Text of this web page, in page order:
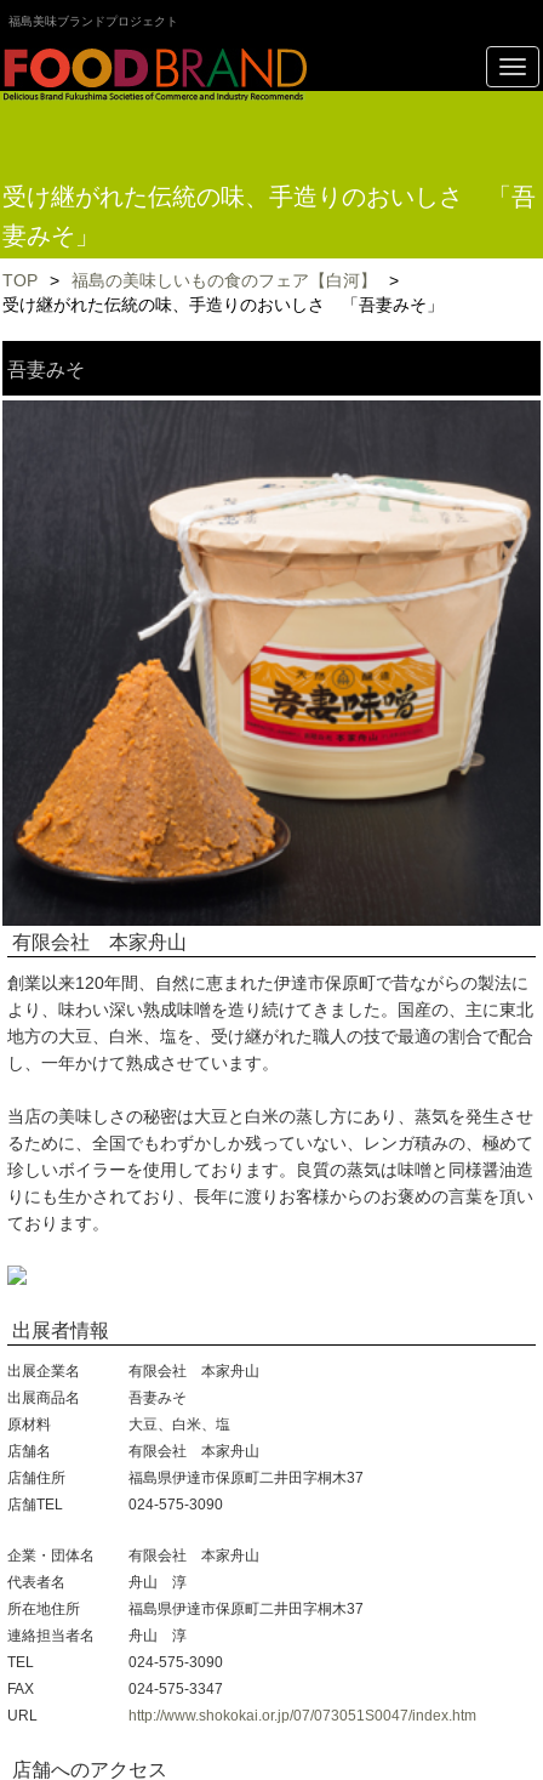
福島美味ブランドプロジェクト
受け継がれた伝統の味、手造りのおいしさ 「吾
妻みそ」
TOP > 福島の美味しいもの食のフェア【白河】
>
受け継がれた伝統の味、手造りのおいしさ 「吾妻みそ」
吾妻みそ
有限会社 本家舟山
創業以来120年間、自然に恵まれた伊達市保原町で昔ながらの製法に
より、味わい深い熟成味噌を造り続けてきました。国産の、主に東北
地方の大豆、白米、塩を、受け継がれた職人の技で最適の割合で配合
し、一年かけて熟成させています。
当店の美味しさの秘密は大豆と白米の蒸し方にあり、蒸気を発生させ
るために、全国でもわずかしか残っていない、レンガ積みの、極めて
珍しいボイラーを使用しております。良質の蒸気は味噌と同様醤油造
りにも生かされており、長年に渡りお客様からのお褒めの言葉を頂い
ております。
出展者情報
出展企業名
有限会社 本家舟山
出展商品名
吾妻みそ
原材料
大豆、白米、塩
店舗名
有限会社 本家舟山
店舗住所
福島県伊達市保原町二井田字桐木37
店舗TEL
024-575-3090
企業・団体名
有限会社 本家舟山
代表者名
舟山 淳
所在地住所
福島県伊達市保原町二井田字桐木37
連絡担当者名
舟山 淳
TEL
024-575-3090
FAX
024-575-3347
URL
http://www.shokokai.or.jp/07/073051S0047/index.htm
店舗へのアクセス